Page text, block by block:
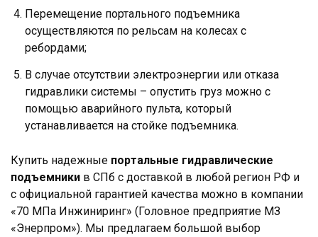
Перемещение портального подъемника
осуществляются по рельсам на колесах с
ребордами;
В случае отсутствии электроэнергии или отказа
гидравлики системы – опустить груз можно с
помощью аварийного пульта, который
устанавливается на стойке подъемника.
Купить надежные портальные гидравлические
подъемники в СПб с доставкой в любой регион РФ и
с официальной гарантией качества можно в компании
«70 МПа Инжиниринг» (Головное предприятие МЗ
«Энерпром»). Мы предлагаем большой выбор